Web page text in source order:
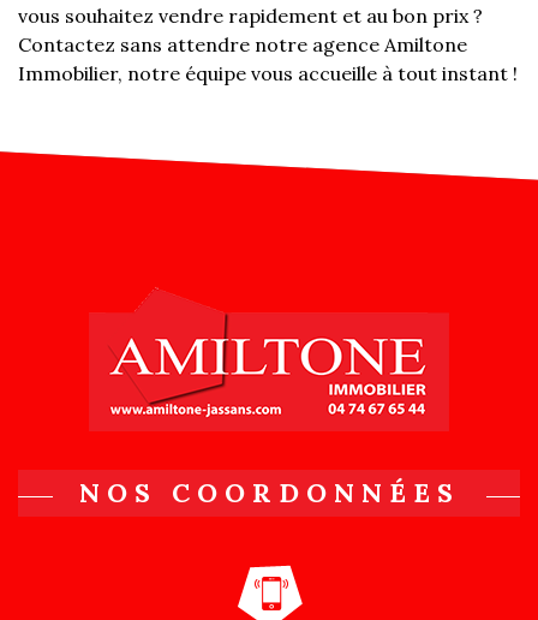
vous souhaitez vendre rapidement et au bon prix ?
Contactez sans attendre notre agence Amiltone
Immobilier, notre équipe vous accueille à tout instant !
NOS COORDONNÉES